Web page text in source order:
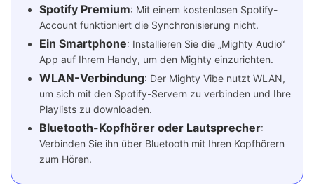
Spotify Premium: Mit einem kostenlosen Spotify-
Account funktioniert die Synchronisierung nicht.
Ein Smartphone: Installieren Sie die „Mighty Audio“
App auf Ihrem Handy, um den Mighty einzurichten.
WLAN-Verbindung: Der Mighty Vibe nutzt WLAN,
um sich mit den Spotify-Servern zu verbinden und Ihre
Playlists zu downloaden.
Bluetooth-Kopfhörer oder Lautsprecher:
Verbinden Sie ihn über Bluetooth mit Ihren Kopfhörern
zum Hören.